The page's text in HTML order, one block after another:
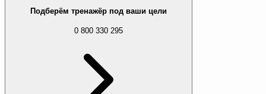
Подберём тренажёр под ваши цели
0 800 330 295